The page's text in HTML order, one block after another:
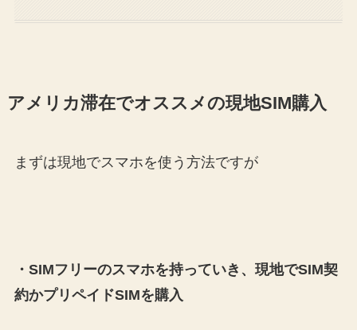
アメリカ滞在でオススメの現地SIM購入
まずは現地でスマホを使う方法ですが
・SIMフリーのスマホを持っていき、現地でSIM契
約かプリペイドSIMを購入